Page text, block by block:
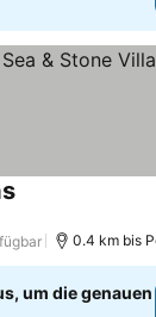
0.4 km bis
um die genauen